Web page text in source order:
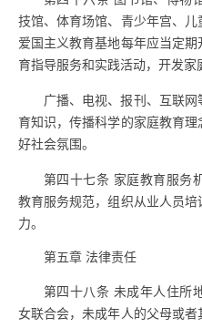
技馆、体育场馆、青少年宫、
爱国主义教育基地每年应当定
育指导服务和实践活动，开发家
广播、电视、报刊、互联
育知识，传播科学的家庭教育
好社会氛围。
第四十七条 家庭教育服务
教育服务规范，组织从业人员
力。
第五章 法律责任
第四十八条 未成年人住所
女联合会，未成年人的父母或